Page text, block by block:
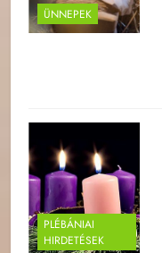
ÜNNEPEK
PLÉBÁNIAI
HIRDETÉSEK